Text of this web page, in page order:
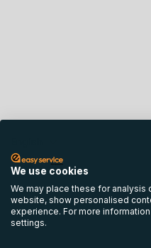
We use cookies
We may place these for analysis
website, show personalised
experience. For more
settings.